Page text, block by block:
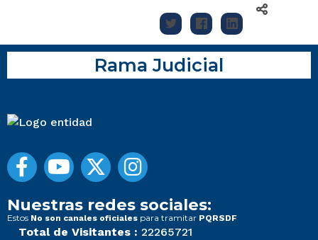
Rama Judicial
Nuestras redes sociales:
Estos No son canales oficiales para tramitar PQRSDF
Total de Visitantes : 22265721